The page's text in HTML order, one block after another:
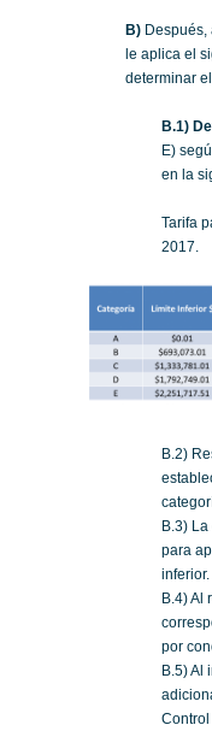
B) Después,
le aplica el
determinar
B.1)
E)
en la
Tarifa
2017.
B.2)
B.3)
para
inferior.
B.4) Al
por
B.5) Al